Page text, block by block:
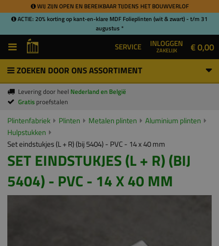
WIJ ZIJN OPEN EN BEREIKBAAR TIJDENS HET BOUWVERLOF
ACTIE: 20% korting op kant-en-klare MDF Folieplinten (wit & zwart) - t/m 31
augustus *
SERVICE INLOGGEN
ZAKELIJK € 0,00
ZOEKEN DOOR ONS ASSORTIMENT
Levering door heel Nederland en België
Gratis proefstalen
Plintenfabriek Plinten Metalen plinten
Aluminium plinten
Hulpstukken
Set eindstukjes (L + R) (bij 5404) - PVC - 14 x 40 mm
SET EINDSTUKJES (L + R) (BIJ
5404) - PVC - 14 X 40 MM